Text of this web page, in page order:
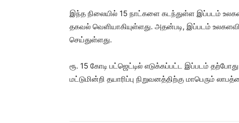
இந்த நிலையில் 15 நாட்களை கடந்துள்ள இப்படம்
தகவல் வெளியாகியுள்ளது. அதன்படி, இப்படம்
செய்துள்ளது.
ரூ. 15 கோடி பட்ஜெட்டில் எடுக்கப்பட்ட இப்படம்
மட்டுமின்றி தயாரிப்பு நிறுவனத்திற்கு மாபெரும்